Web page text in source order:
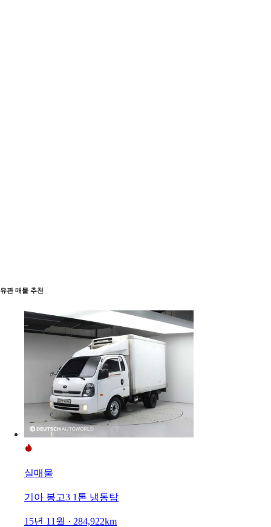
유관 매물 추천
실매물
기아 봉고3 1톤 냉동탑
15년 11월 · 284,922km